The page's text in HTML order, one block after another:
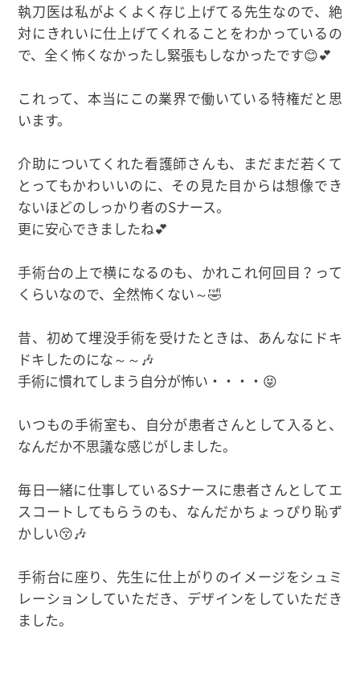
執刀医は私がよくよく存じ上げてる先生なので、絶
対にきれいに仕上げてくれることをわかっているの
で、全く怖くなかったし緊張もしなかったです😊💕
これって、本当にこの業界で働いている特権だと思
います。
介助についてくれた看護師さんも、まだまだ若くて
とってもかわいいのに、その見た目からは想像でき
ないほどのしっかり者のSナース。
更に安心できましたね💕
手術台の上で横になるのも、かれこれ何回目？って
くらいなので、全然怖くない～🤣
昔、初めて埋没手術を受けたときは、あんなにドキ
ドキしたのにな～～🎶
手術に慣れてしまう自分が怖い・・・・😝
いつもの手術室も、自分が患者さんとして入ると、
なんだか不思議な感じがしました。
毎日一緒に仕事しているSナースに患者さんとしてエ
スコートしてもらうのも、なんだかちょっぴり恥ず
かしい😚🎶
手術台に座り、先生に仕上がりのイメージをシュミ
レーションしていただき、デザインをしていただき
ました。